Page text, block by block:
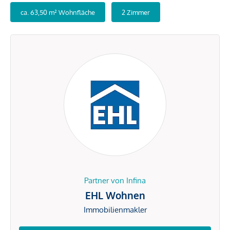
ca. 63,50 m² Wohnfläche 2 Zimmer
Partner von Infina
EHL Wohnen
Immobilienmakler